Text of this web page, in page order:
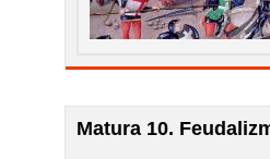
Matura 10.